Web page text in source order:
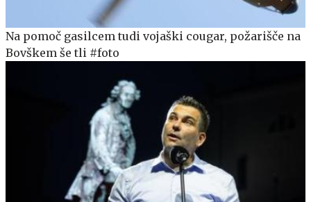
Na pomoč gasilcem tudi vojaški cougar, požarišče na
Bovškem še tli #foto